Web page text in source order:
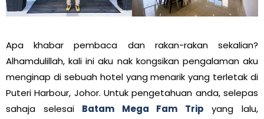
Apa khabar pembaca dan rakan-rakan sekalian?
Alhamdulillah, kali ini aku nak kongsikan pengalaman aku
menginap di sebuah hotel yang menarik yang terletak di
Puteri Harbour, Johor. Untuk pengetahuan anda, selepas
sahaja selesai Batam Mega Fam Trip yang lalu,